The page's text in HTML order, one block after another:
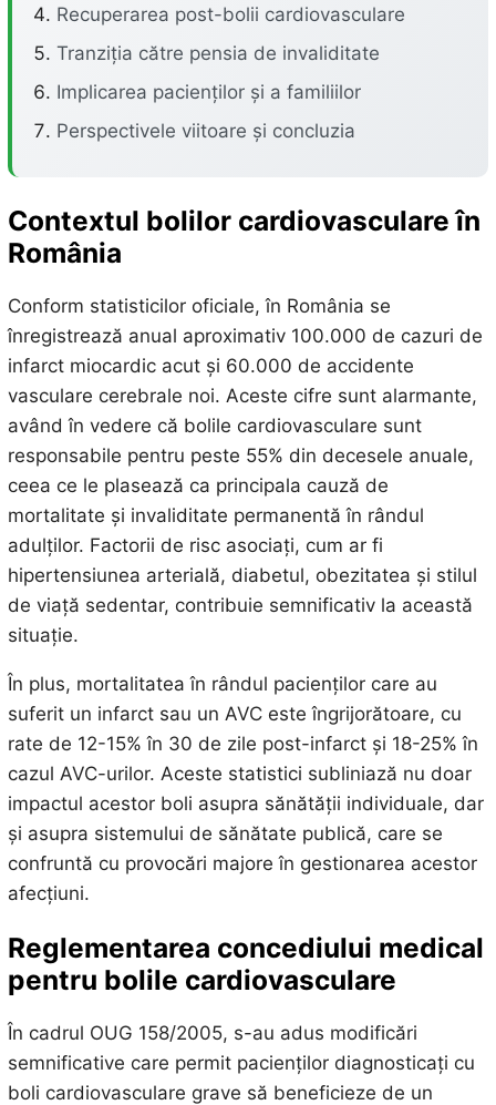
Recuperarea post-bolii cardiovasculare
Tranziția către pensia de invaliditate
Implicarea pacienților și a familiilor
Perspectivele viitoare și concluzia
Contextul bolilor cardiovasculare în
România
Conform statisticilor oficiale, în România se
înregistrează anual aproximativ 100.000 de cazuri de
infarct miocardic acut și 60.000 de accidente
vasculare cerebrale noi. Aceste cifre sunt alarmante,
având în vedere că bolile cardiovasculare sunt
responsabile pentru peste 55% din decesele anuale,
ceea ce le plasează ca principala cauză de
mortalitate și invaliditate permanentă în rândul
adulților. Factorii de risc asociați, cum ar fi
hipertensiunea arterială, diabetul, obezitatea și stilul
de viață sedentar, contribuie semnificativ la această
situație.
În plus, mortalitatea în rândul pacienților care au
suferit un infarct sau un AVC este îngrijorătoare, cu
rate de 12-15% în 30 de zile post-infarct și 18-25% în
cazul AVC-urilor. Aceste statistici subliniază nu doar
impactul acestor boli asupra sănătății individuale, dar
și asupra sistemului de sănătate publică, care se
confruntă cu provocări majore în gestionarea acestor
afecțiuni.
Reglementarea concediului medical
pentru bolile cardiovasculare
În cadrul OUG 158/2005, s-au adus modificări
semnificative care permit pacienților diagnosticați cu
boli cardiovasculare grave să beneficieze de un